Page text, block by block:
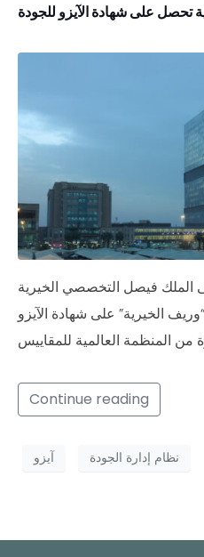
تحصل على شهادة الآيزو للجودة
فيصل التخصصي الخيرية
“وريف الخيرية” على شهادة الآيزو (lSO 9001) والتي تعنى بنظم
Continue reading
آيزو نظام إدارة الجودة